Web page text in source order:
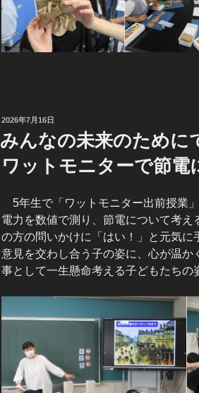
投
日:
2026年7月16日
みんなの未来のために
ワットモニターで節電
5年生で「ワットモニター出前授業
電力を数値で測り、節電について考
の方の問いかけに「はい！」と元気に
意見を交わし合う子の姿に、心が温か
事として一生懸命考える子どもたちの